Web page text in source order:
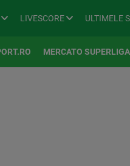
LIVESCORE ULTIMELE
MERCATO SUPERLIGA